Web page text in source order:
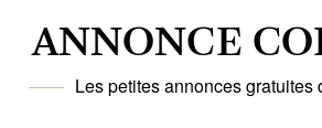
ANNONCE
Les petites annonces gratuites